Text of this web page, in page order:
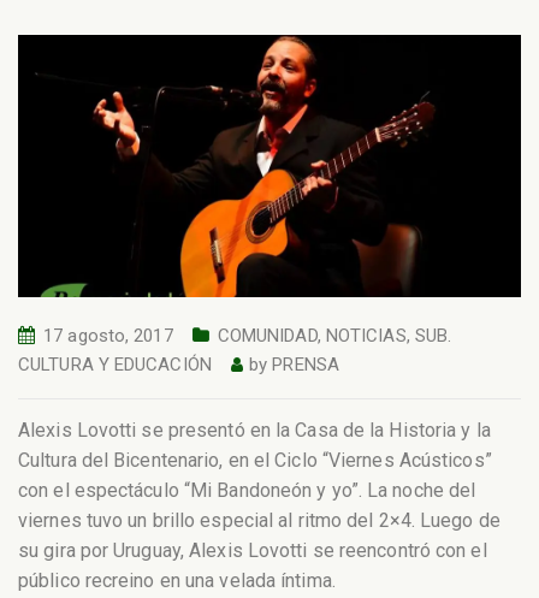
17 agosto, 2017 COMUNIDAD, NOTICIAS, SUB.
CULTURA Y EDUCACIÓN
byPRENSA
Alexis Lovotti se presentó en la Casa de la Historia y la
Cultura del Bicentenario, en el Ciclo “Viernes Acústicos”
con el espectáculo “Mi Bandoneón y yo”. La noche del
viernes tuvo un brillo especial al ritmo del 2×4. Luego de
su gira por Uruguay, Alexis Lovotti se reencontró con el
público recreino en una velada íntima.